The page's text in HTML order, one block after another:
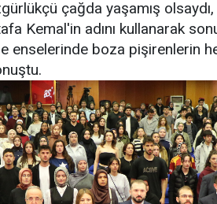
çağda yaşamış olsaydı,
Kemal'in adını kullanarak
enselerinde boza pişirenlerin